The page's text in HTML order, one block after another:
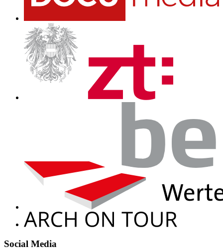
Social Media